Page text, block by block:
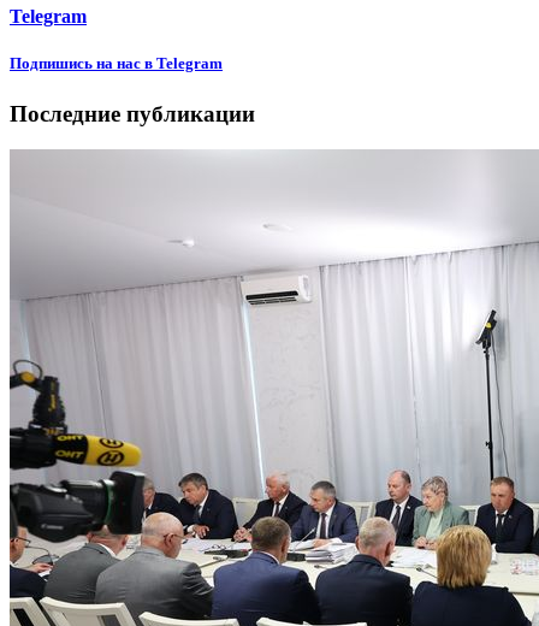
Telegram
Подпишиcь на нас в Telegram
Последние публикации